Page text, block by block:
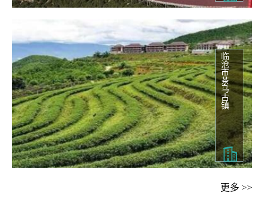
临沧市茶马古镇
更多 >>